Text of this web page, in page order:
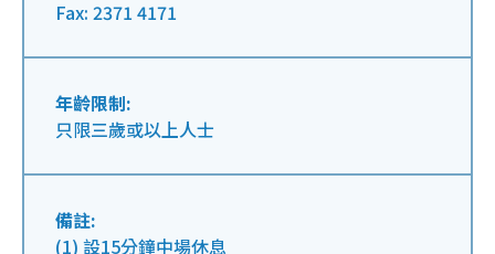
Fax: 2371 4171
年齡限制:
只限三歲或以上人士
備註:
(1) 設15分鐘中場休息